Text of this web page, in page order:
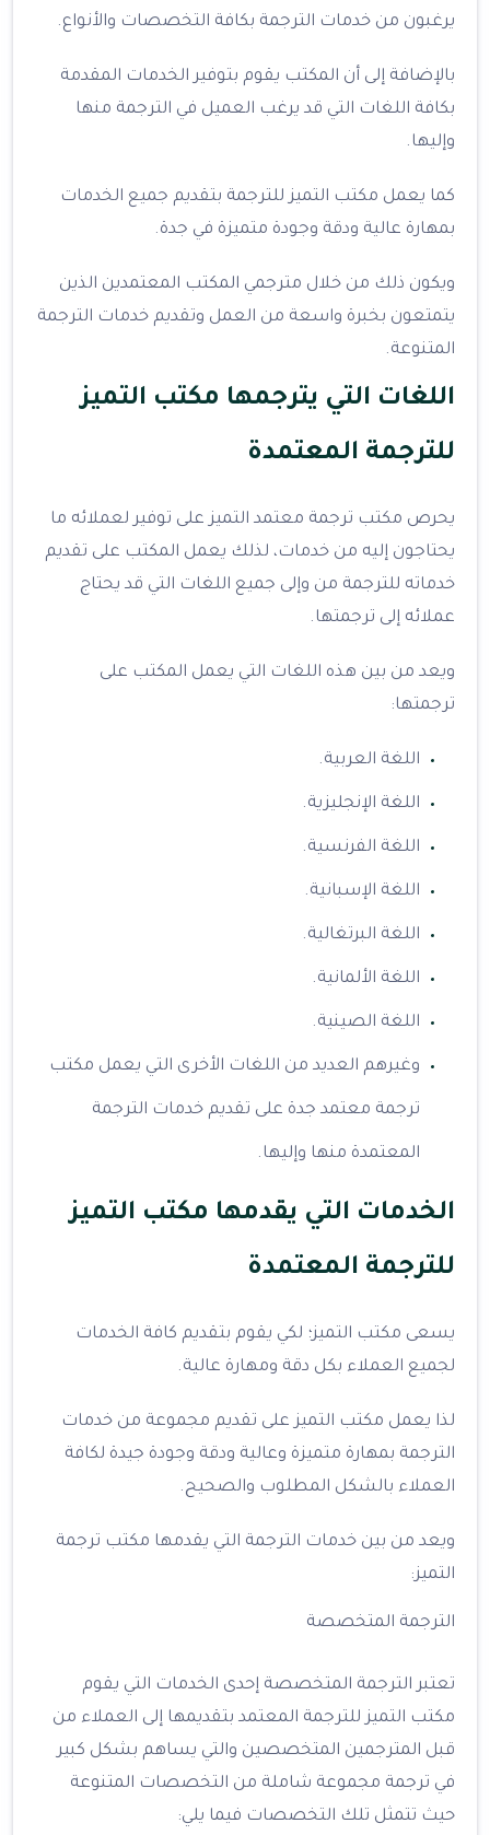
يرغبون من خدمات الترجمة بكافة التخصصات والأنواع.
بالإضافة إلى أن المكتب يقوم بتوفير الخدمات المقدمة
بكافة اللغات التي قد يرغب العميل في الترجمة منها
وإليها.
كما يعمل مكتب التميز للترجمة بتقديم جميع الخدمات
بمهارة عالية ودقة وجودة متميزة في جدة.
ويكون ذلك من خلال مترجمي المكتب المعتمدين الذين
يتمتعون بخبرة واسعة من العمل وتقديم خدمات الترجمة
المتنوعة.
اللغات التي يترجمها مكتب التميز
للترجمة المعتمدة
يحرص مكتب ترجمة معتمد التميز على توفير لعملائه ما
يحتاجون إليه من خدمات، لذلك يعمل المكتب على تقديم
خدماته للترجمة من وإلى جميع اللغات التي قد يحتاج
عملائه إلى ترجمتها.
ويعد من بين هذه اللغات التي يعمل المكتب على
ترجمتها:
اللغة العربية.
اللغة الإنجليزية.
اللغة الفرنسية.
اللغة الإسبانية.
اللغة البرتغالية.
اللغة الألمانية.
اللغة الصينية.
وغيرهم العديد من اللغات الأخرى التي يعمل مكتب
ترجمة معتمد جدة على تقديم خدمات الترجمة
المعتمدة منها وإليها.
الخدمات التي يقدمها مكتب التميز
للترجمة المعتمدة
يسعى مكتب التميز؛ لكي يقوم بتقديم كافة الخدمات
لجميع العملاء بكل دقة ومهارة عالية.
لذا يعمل مكتب التميز على تقديم مجموعة من خدمات
الترجمة بمهارة متميزة وعالية ودقة وجودة جيدة لكافة
العملاء بالشكل المطلوب والصحيح.
ويعد من بين خدمات الترجمة التي يقدمها مكتب ترجمة
التميز:
الترجمة المتخصصة
تعتبر الترجمة المتخصصة إحدى الخدمات التي يقوم
مكتب التميز للترجمة المعتمد بتقديمها إلى العملاء من
قبل المترجمين المتخصصين والتي يساهم بشكل كبير
في ترجمة مجموعة شاملة من التخصصات المتنوعة
حيث تتمثل تلك التخصصات فيما يلي: